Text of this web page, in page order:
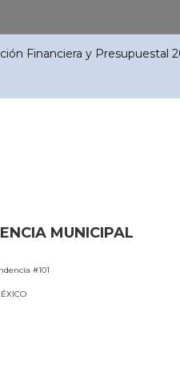
Financiera y Presupuestal
MUNICIPAL
#101